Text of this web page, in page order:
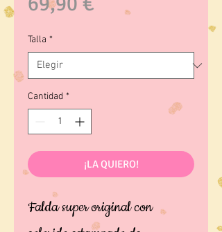
Talla *
Cantidad *
¡LA QUIERO!
Falda super original con